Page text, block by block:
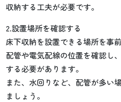
収納する工夫が必要です。
2.設置場所を確認する
床下収納を設置できる場所を事
配管や電気配線の位置を確認し
する必要があります。
また、水回りなど、配管が多い
ましょう。